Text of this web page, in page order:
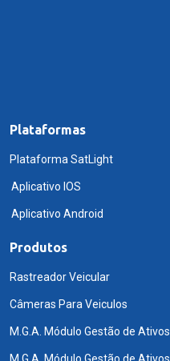
Plataformas
Plataforma SatLight
Aplicativo IOS
Aplicativo Android
Produtos
Rastreador Veicular
Câmeras Para Veiculos
M.G.A. Módulo Gestão de Ativos